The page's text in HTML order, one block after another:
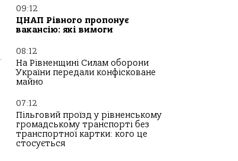
09:12
ЦНАП Рівного пропонує
вакансію: які вимоги
08:12
На Рівненщині Силам оборони
України передали конфісковане
майно
07:12
Пільговий проїзд у рівненському
громадському транспорті без
транспортної картки: кого це
стосується